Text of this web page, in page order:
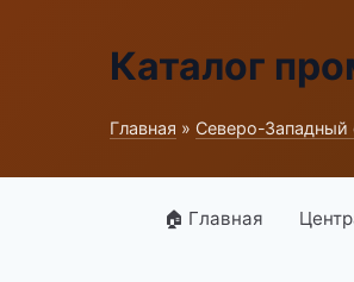
Каталог
Главная » Северо-Западный
🏠 Главная